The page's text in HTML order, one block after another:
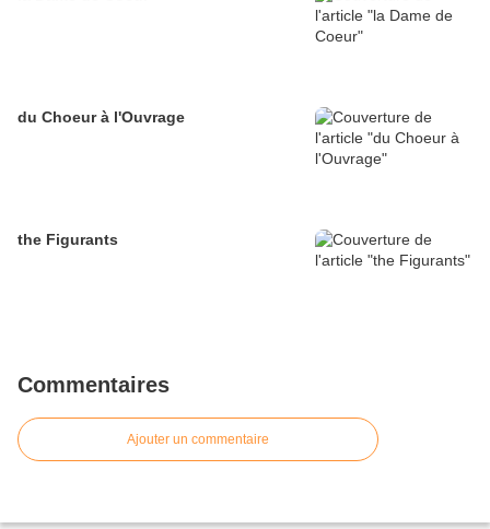
du Choeur à l'Ouvrage
the Figurants
Commentaires
Ajouter un commentaire